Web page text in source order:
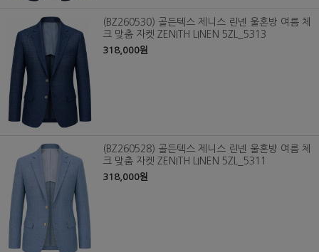
(BZ260530) 골든텍스 제니스 린넨 울혼방 여름 체
크 맞춤 자켓 ZENITH LINEN 5ZL_5313
318,000원
(BZ260528) 골든텍스 제니스 린넨 울혼방 여름 체
크 맞춤 자켓 ZENITH LINEN 5ZL_5311
318,000원